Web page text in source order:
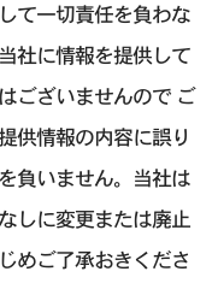
て一切責任を負わな
社に情報を提供して
ございませんので ご
供情報の内容に誤り
負いません。当社は
しに変更または廃止
めご了承おきくださ